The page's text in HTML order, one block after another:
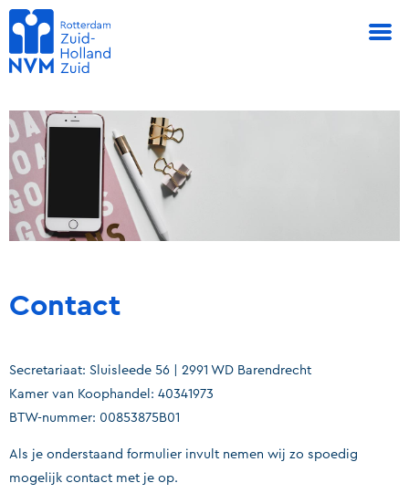
Contact
Secretariaat: Sluisleede 56 | 2991 WD Barendrecht
Kamer van Koophandel: 40341973
BTW-nummer: 00853875B01
Als je onderstaand formulier invult nemen wij zo spoedig
mogelijk contact met je op.